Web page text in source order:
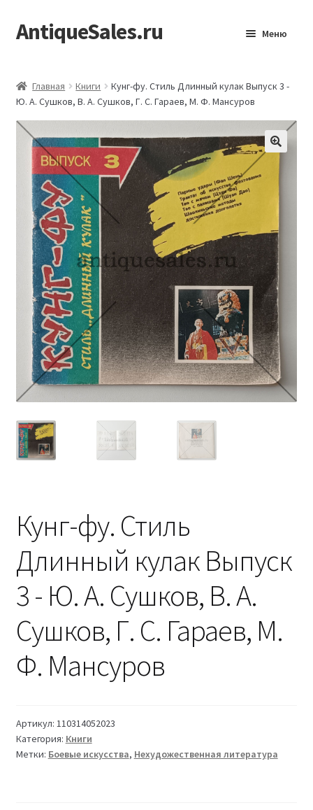
Перейти
к
Перейти
к
AntiqueSales.ru Меню
Главная Книги
Кунг-фу. Стиль Длинный кулак Выпуск 3 -
Ю. А. Сушков, В. А. Сушков, Г. С. Гараев, М. Ф. Мансуров
Кунг-фу. Стиль
Длинный кулак Выпуск
3 - Ю. А. Сушков, В. А.
Сушков, Г. С. Гараев, М.
Ф. Мансуров
Артикул: 110314052023
Категория: Книги
Метки: Боевые искусства, Нехудожественная литература